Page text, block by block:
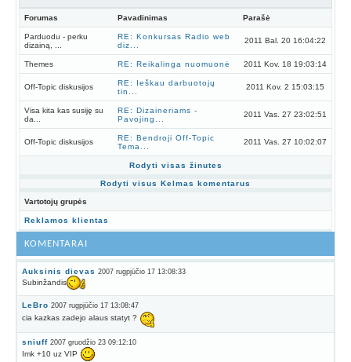
Forumas Pavadinimas Parašė
Parduodu - perku
dizainą, ...
RE: Konkursas Radio web
diz...
2011 Bal. 20 16:04:22
Themes RE: Reikalinga nuomuonė 2011 Kov. 18 19:03:14
Off-Topic diskusijos
RE: Ieškau darbuotojų
tin...
2011 Kov. 2 15:03:15
Visa kita kas susiję su
da...
RE: Dizaineriams -
Pavojing...
2011 Vas. 27 23:02:51
Off-Topic diskusijos
RE: Bendroji Off-Topic
Tema...
2011 Vas. 27 10:02:07
Rodyti visas žinutes
Rodyti visus Kelmas komentarus
Vartotojų grupės
Reklamos klientas
KOMENTARAI
Auksinis dievas 2007 rugpjūčio 17 13:08:33
Subinžandis
LeBro 2007 rugpjūčio 17 13:08:47
cia kazkas zadejo alaus statyt ?
sniuff 2007 gruodžio 23 09:12:10
Imk +10 uz VIP